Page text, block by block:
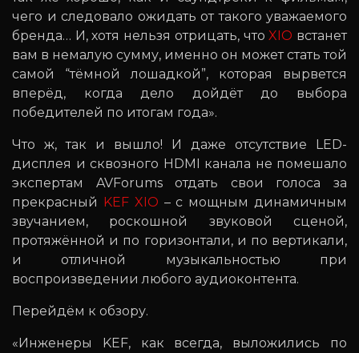
чего и следовало ожидать от такого уважаемого
бренда… И, хотя нельзя отрицать, чтоXIO встанет
вам в немалую сумму, именно он может стать той
самой “тёмной лошадкой”, которая вырвется
вперёд, когда дело дойдёт до выбора
победителей по итогам года».
Что ж, так и вышло! И даже отсутствие LED-
дисплея и сквозного HDMI канала не помешало
экспертам AVForums отдать свои голоса за
прекрасный KEF XIO – с мощным динамичным
звучанием, роскошной звуковой сценой,
протяжённой и по горизонтали, и по вертикали,
и отличной музыкальностью при
воспроизведении любого аудиоконтента.
Перейдём к обзору.
«Инженеры KEF, как всегда, выложились по